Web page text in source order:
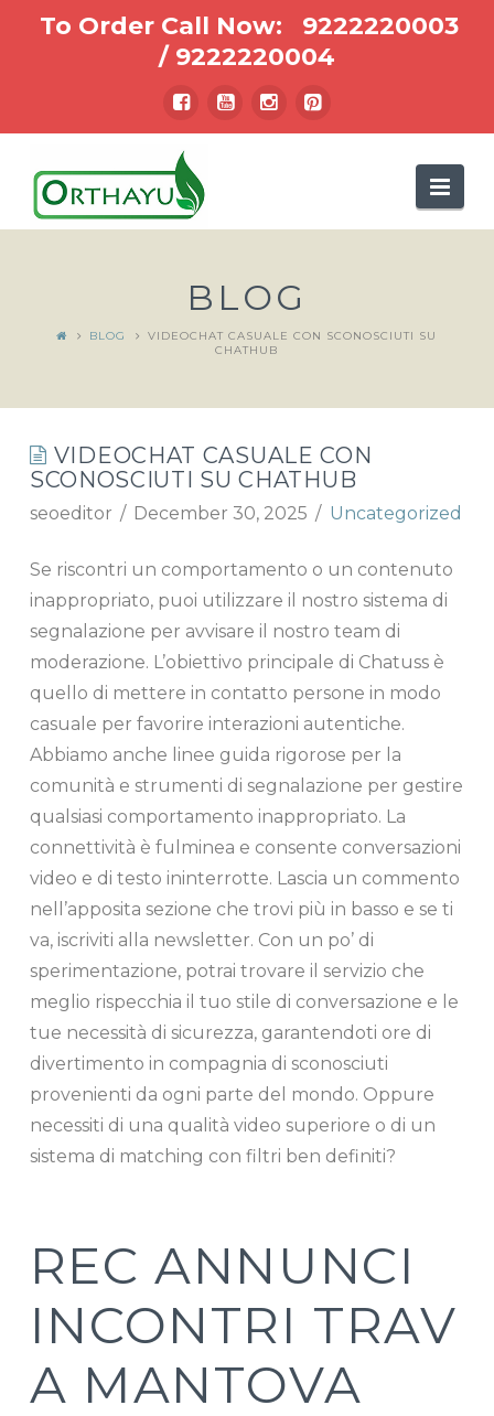
To Order Call Now: 9222220003
/ 9222220004
BLOG
BLOG
VIDEOCHAT CASUALE CON SCONOSCIUTI SU
CHATHUB
VIDEOCHAT CASUALE CON
SCONOSCIUTI SU CHATHUB
seoeditor December 30, 2025 Uncategorized
Se riscontri un comportamento o un contenuto
inappropriato, puoi utilizzare il nostro sistema di
segnalazione per avvisare il nostro team di
moderazione. L’obiettivo principale di Chatuss è
quello di mettere in contatto persone in modo
casuale per favorire interazioni autentiche.
Abbiamo anche linee guida rigorose per la
comunità e strumenti di segnalazione per gestire
qualsiasi comportamento inappropriato. La
connettività è fulminea e consente conversazioni
video e di testo ininterrotte. Lascia un commento
nell’apposita sezione che trovi più in basso e se ti
va, iscriviti alla newsletter. Con un po’ di
sperimentazione, potrai trovare il servizio che
meglio rispecchia il tuo stile di conversazione e le
tue necessità di sicurezza, garantendoti ore di
divertimento in compagnia di sconosciuti
provenienti da ogni parte del mondo. Oppure
necessiti di una qualità video superiore o di un
sistema di matching con filtri ben definiti?
REC ANNUNCI
INCONTRI TRAV
A MANTOVA